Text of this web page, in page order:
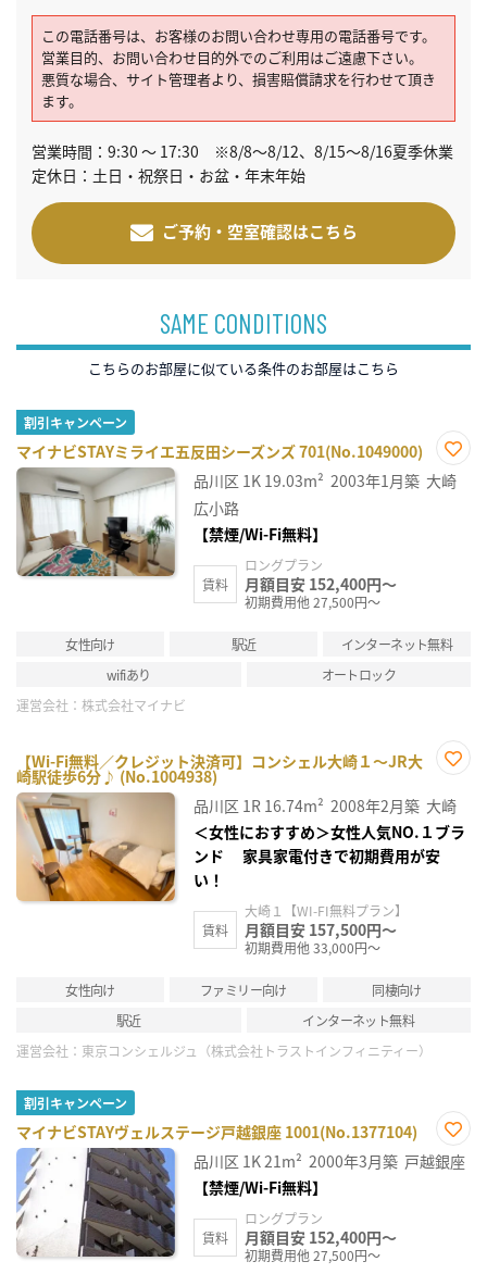
この電話番号は、お客様のお問い合わせ専用の電話番号です。
営業目的、お問い合わせ目的外でのご利用はご遠慮下さい。
悪質な場合、サイト管理者より、損害賠償請求を行わせて頂き
ます。
営業時間：9:30 ～ 17:30 ※8/8～8/12、8/15～8/16夏季休業
定休日：土日・祝祭日・お盆・年末年始
ご予約・空室確認はこちら
SAME CONDITIONS
こちらのお部屋に似ている条件のお部屋はこちら
割引キャンペーン
マイナビSTAYミライエ五反田シーズンズ 701(No.1049000)
お気
に入
品川区 1K 19.03m² 2003年1月築 大崎
広小路
【禁煙/Wi-Fi無料】
賃料
ロングプラン
月額目安 152,400円～
初期費用他 27,500円～
女性向け 駅近
インターネット無料
wifiあり
オートロック
運営会社： 株式会社マイナビ
【Wi-Fi無料／クレジット決済可】コンシェル大崎１～JR大
崎駅徒歩6分♪ (No.1004938)
に入
り登
録
品川区 1R 16.74m² 2008年2月築 大崎
＜女性におすすめ＞女性人気NO.１ブラ
ンド 家具家電付きで初期費用が安
い！
賃料
大崎１【WI-FI無料プラン】
月額目安 157,500円～
初期費用他 33,000円～
女性向け ファミリー向け
同棲向け
駅近
インターネット無料
運営会社： 東京コンシェルジュ（株式会社トラストインフィニティー）
割引キャンペーン
マイナビSTAYヴェルステージ戸越銀座 1001(No.1377104)
お気
に入
品川区 1K21m² 2000年3月築 戸越銀座
【禁煙/Wi-Fi無料】
賃料
ロングプラン
月額目安 152,400円～
初期費用他 27,500円～